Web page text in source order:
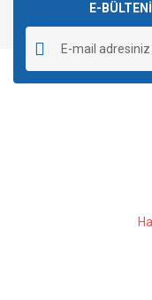
Ürün resmi
Ürün
Ürün bilgilerinde
Ürün fiyatı diğer
E-